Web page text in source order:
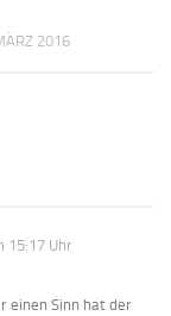
2016
15:17 Uhr
einen Sinn hat der